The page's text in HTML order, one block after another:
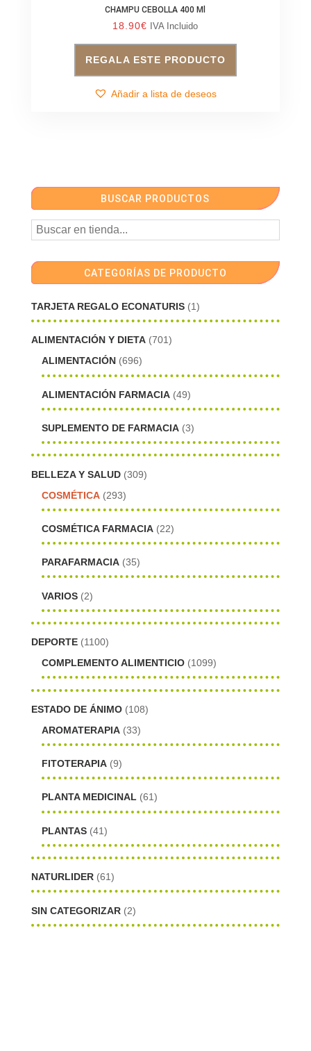
CHAMPU CEBOLLA 400 Ml
18.90€ IVA Incluido
REGALA ESTE PRODUCTO
Añadir a lista de deseos
BUSCAR PRODUCTOS
CATEGORÍAS DE PRODUCTO
TARJETA REGALO ECONATURIS (1)
ALIMENTACIÓN Y DIETA (701)
ALIMENTACIÓN (696)
ALIMENTACIÓN FARMACIA (49)
SUPLEMENTO DE FARMACIA (3)
BELLEZA Y SALUD (309)
COSMÉTICA (293)
COSMÉTICA FARMACIA (22)
PARAFARMACIA (35)
VARIOS (2)
DEPORTE (1100)
COMPLEMENTO ALIMENTICIO (1099)
ESTADO DE ÁNIMO (108)
AROMATERAPIA (33)
FITOTERAPIA (9)
PLANTA MEDICINAL (61)
PLANTAS (41)
NATURLIDER (61)
SIN CATEGORIZAR (2)